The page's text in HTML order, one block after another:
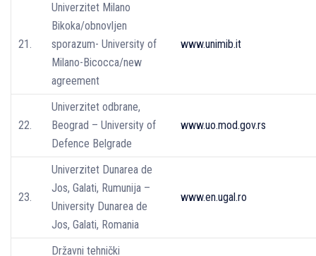
21.
Univerzitet Milano
Bikoka/obnovljen
sporazum- University of
Milano-Bicocca/new
agreement
www.unimib.it
22.
Univerzitet odbrane,
Beograd – University of
Defence Belgrade
www.uo.mod.gov.rs
23.
Univerzitet Dunarea de
Jos, Galati, Rumunija –
University Dunarea de
Jos, Galati, Romania
www.en.ugal.ro
Državni tehnički